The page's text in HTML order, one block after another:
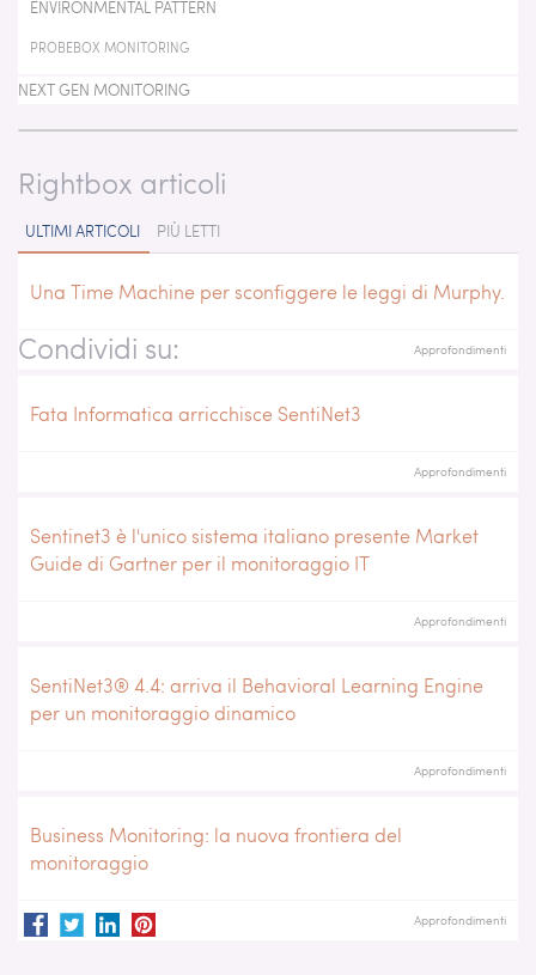
ENVIRONMENTAL PATTERN
PROBEBOX MONITORING
NEXT GEN MONITORING
Rightbox articoli
ULTIMI ARTICOLI PIÙ LETTI
Una Time Machine per sconfiggere le leggi di Murphy.
Approfondimenti
Fata Informatica arricchisce SentiNet3
Approfondimenti
Sentinet3 è l'unico sistema italiano presente Market
Guide di Gartner per il monitoraggio IT
Approfondimenti
SentiNet3® 4.4: arriva il Behavioral Learning Engine
per un monitoraggio dinamico
Approfondimenti
Business Monitoring: la nuova frontiera del
monitoraggio
Approfondimenti
Condividi su: